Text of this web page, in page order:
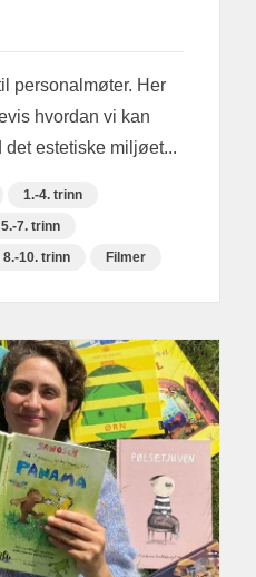
personalmøter. Her
hvordan vi kan
det estetiske miljøet...
1.-4. trinn
5.-7. trinn
8.-10. trinn Filmer